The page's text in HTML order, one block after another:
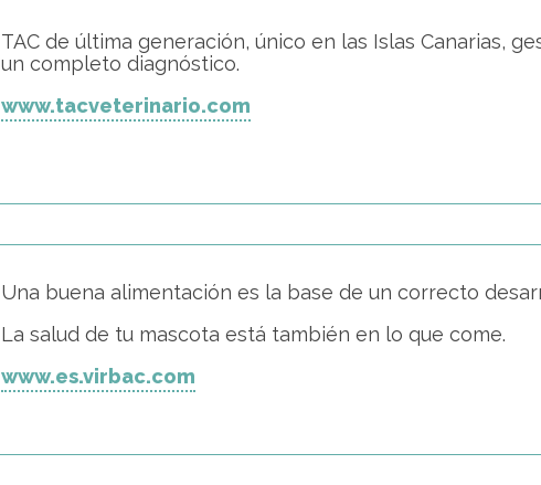
TAC de última generación, único en las Islas Canarias,
un completo diagnóstico.
www.tacveterinario.com
Una buena alimentación es la base de un correcto
La salud de tu mascota está también en lo que come.
www.es.virbac.com